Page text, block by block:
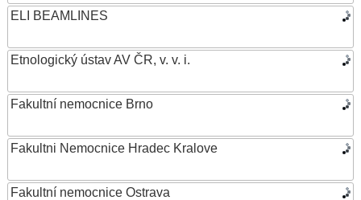
ELI BEAMLINES
Etnologický ústav AV ČR, v. v. i.
Fakultní nemocnice Brno
Fakultni Nemocnice Hradec Kralove
Fakultní nemocnice Ostrava